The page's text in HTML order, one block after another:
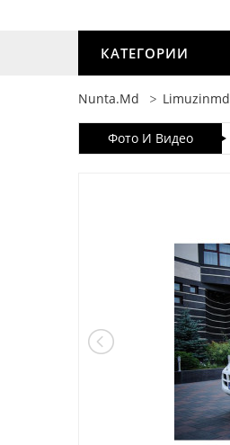
КАТЕГОРИИ
Nunta.md Limuzinmd
Фото И Видео